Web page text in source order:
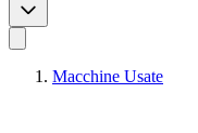
Macchine Usate